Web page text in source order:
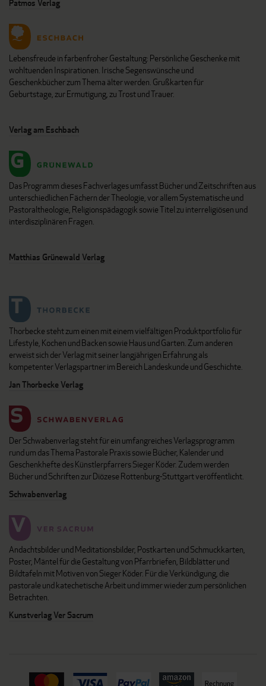
Patmos Verlag
Lebensfreude in farbenfroher Gestaltung: Persönliche Geschenke mit
wohltuenden Inspirationen. Irische Segenswünsche und
Geschenkbücher zum Thema älter werden. Grußkarten für
Geburtstage, zur Ermutigung, zu Trost und Trauer.
Verlag am Eschbach
Das Programm dieses Fachverlages umfasst Bücher und Zeitschriften aus
unterschiedlichen Fächern der Theologie, vor allem Systematische und
Pastoraltheologie, Religionspädagogik sowie Titel zu interreligiösen und
interdisziplinären Fragen.
Matthias Grünewald Verlag
Thorbecke steht zum einen mit einem vielfältigen Produktportfolio für
Lifestyle, Kochen und Backen sowie Haus und Garten. Zum anderen
erweist sich der Verlag mit seiner langjährigen Erfahrung als
kompetenter Verlagspartner im Bereich Landeskunde und Geschichte.
Jan Thorbecke Verlag
Der Schwabenverlag steht für ein umfangreiches Verlagsprogramm
rund um das Thema Pastorale Praxis sowie Bücher, Kalender und
Geschenkhefte des Künstlerpfarrers Sieger Köder. Zudem werden
Bücher und Schriften zur Diözese Rottenburg-Stuttgart veröffentlicht.
Schwabenverlag
Andachtsbilder und Meditationsbilder, Postkarten und Schmuckkarten,
Poster, Mäntel für die Gestaltung von Pfarrbriefen, Bildblätter und
Bildtafeln mit Motiven von Sieger Köder. Für die Verkündigung, die
pastorale und katechetische Arbeit und immer wieder zum persönlichen
Betrachten.
Kunstverlag Ver Sacrum